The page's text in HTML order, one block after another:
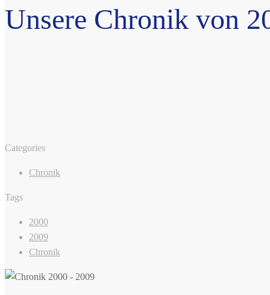
Unsere Chronik von
Categories
Chronik
Tags
2000
2009
Chronik